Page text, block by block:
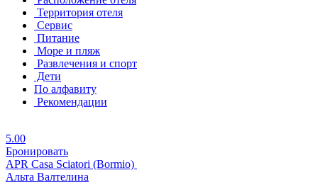
Территория отеля
Сервис
Питание
Море и пляж
Развлечения и спорт
Дети
По алфавиту
Рекомендации
5.00
Бронировать
APR Casa Sciatori (Bormio)
Альта Валтелина